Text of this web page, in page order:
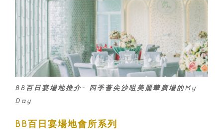
BB百日宴場地推介- 四季薈尖沙咀美麗華廣場的My
Day
BB百日宴場地會所系列